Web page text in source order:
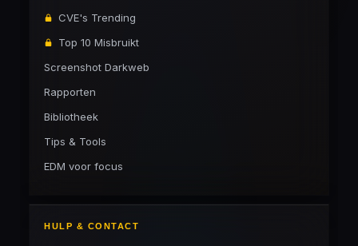
CVE's Trending
Top 10 Misbruikt
Screenshot Darkweb
Rapporten
Bibliotheek
Tips & Tools
EDM voor focus
HULP & CONTACT